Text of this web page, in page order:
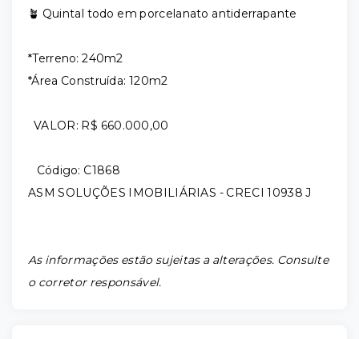
🪴 Quintal todo em porcelanato antiderrapante
*Terreno: 240m2
*Área Construída: 120m2
VALOR: R$ 660.000,00
Código: C1868
ASM SOLUÇÕES IMOBILIÁRIAS - CRECI 10938 J
As informações estão sujeitas a alterações. Consulte
o corretor responsável.